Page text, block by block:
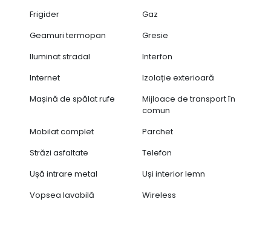
Frigider
Gaz
Geamuri termopan
Gresie
Iluminat stradal
Interfon
Internet
Izolație exterioară
Mașină de spălat rufe
Mijloace de transport în
comun
Mobilat complet
Parchet
Străzi asfaltate
Telefon
Ușă intrare metal
Uși interior lemn
Vopsea lavabilă
Wireless